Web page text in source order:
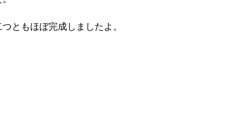
ともほぼ完成しましたよ。